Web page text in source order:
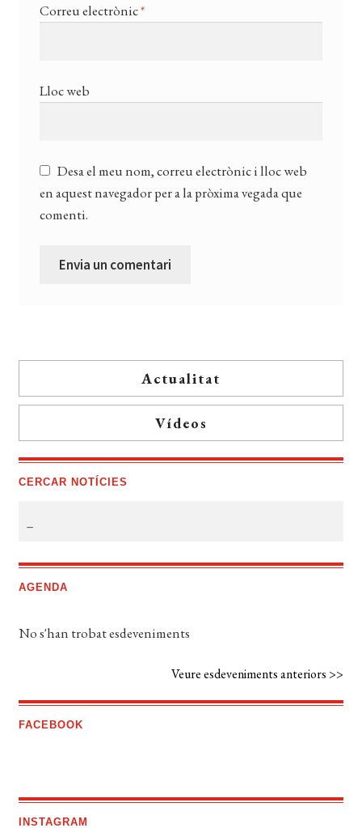
Correu electrònic*
Lloc web
Desa el meu nom, correu electrònic i lloc web
en aquest navegador per a la pròxima vegada que
comenti.
Actualitat
Vídeos
CERCAR NOTÍCIES
AGENDA
No s'han trobat esdeveniments
Veure esdeveniments anteriors >>
FACEBOOK
INSTAGRAM